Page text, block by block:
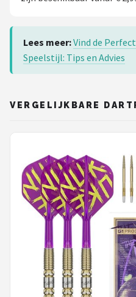
Lees meer:Vind de
Speelstijl: Tips en Advies
VERGELIJKBARE